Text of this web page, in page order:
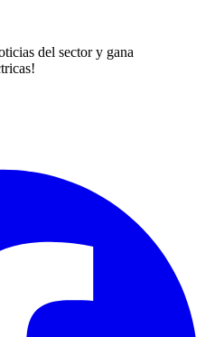
del sector y gana